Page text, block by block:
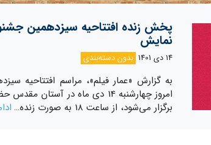
پخش زنده افتتاحیه سیزدهمین
نمایش
14 دی 1401 بدون دسته‌بندی
به گزارش «عمار فیلم»، مراسم افتتاحیه
امروز چهارشنبه 14 دی ماه در
برگزار می‌شود، از ساعت 18 به صورت زنده…